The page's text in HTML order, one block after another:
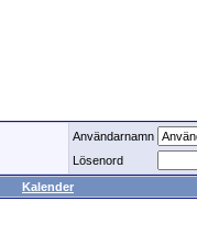
Användarnamn
Lösenord
Kalender